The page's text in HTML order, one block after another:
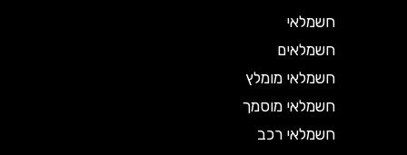
חשמלאי
חשמלאים
חשמלאי מומלץ
חשמלאי מוסמך
חשמלאי רכב